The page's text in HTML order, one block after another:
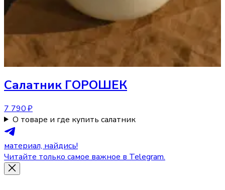
Салатник ГОРОШЕК
7 790 ₽
О товаре и где купить салатник
материал, найдись!
Читайте только самое важное в Telegram.